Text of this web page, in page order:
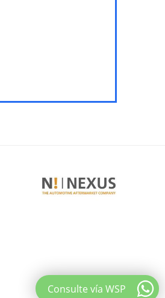
Consulte vía WSP